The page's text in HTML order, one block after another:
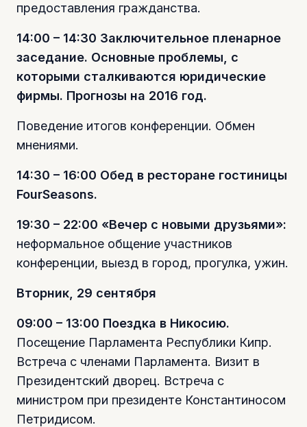
предоставления гражданства.
14:00 – 14:30 Заключительное пленарное
заседание. Основные проблемы, с
которыми сталкиваются юридические
фирмы. Прогнозы на 2016 год.
Поведение итогов конференции. Обмен
мнениями.
14:30 – 16:00 Обед в ресторане гостиницы
FourSeasons.
19:30 – 22:00 «Вечер с новыми друзьями»:
неформальное общение участников
конференции, выезд в город, прогулка, ужин.
Вторник, 29 сентября
09:00 – 13:00 Поездка в Никосию.
Посещение Парламента Республики Кипр.
Встреча с членами Парламента. Визит в
Президентский дворец. Встреча с
министром при президенте Константиносом
Петридисом.